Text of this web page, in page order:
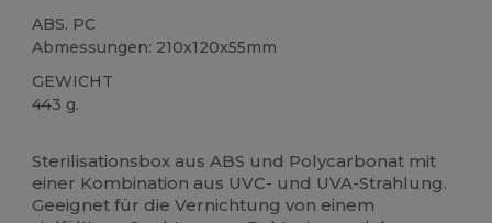
ABS. PC
Abmessungen: 210x120x55mm
GEWICHT
443 g.
Sterilisationsbox aus ABS und Polycarbonat mit
einer Kombination aus UVC- und UVA-Strahlung.
Geeignet für die Vernichtung von einem